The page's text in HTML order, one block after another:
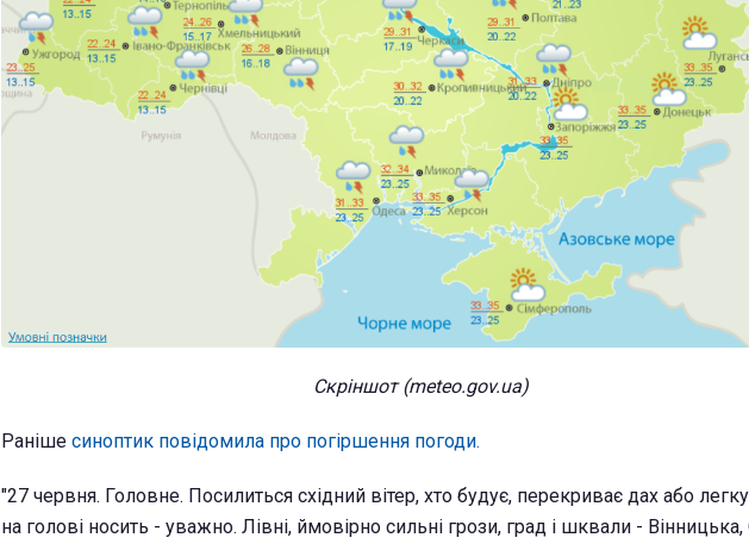
Скріншот (meteo.gov.ua)
Раніше синоптик повідомила про погіршення погоди.
"27 червня. Головне. Посилиться східний вітер, хто будує, перекриває дах або
на голові носить - уважно. Лівні, ймовірно сильні грози, град і шквали -